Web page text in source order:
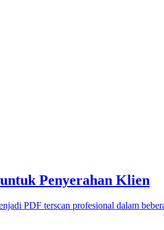
Penyerahan Klien
PDF terscan profesional dalam